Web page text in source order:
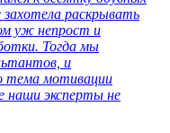
захотела раскрывать
уж непрост и
Тогда мы
и
тема мотивации
наши эксперты не